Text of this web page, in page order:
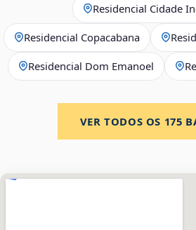
Residencial Cidade
Residencial Copacabana
Residencial Dom Emanoel
VER TODOS OS 175